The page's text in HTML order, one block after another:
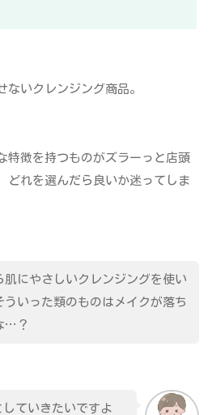
ないクレンジング商品。
特徴を持つものがズラーっと店頭
どれを選んだら良いか迷ってしま
肌にやさしいクレンジングを使い
ういった類のものはメイクが落ち
…？
ていきたいですよ